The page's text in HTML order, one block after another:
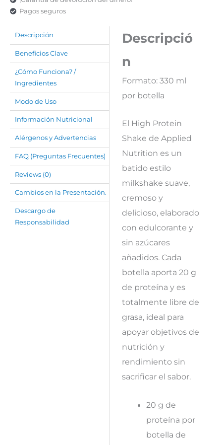
Pagos seguros
Descripción
Beneficios Clave
¿Cómo Funciona? /
Ingredientes
Modo de Uso
Información Nutricional
Alérgenos y Advertencias
FAQ (Preguntas Frecuentes)
Reviews (0)
Cambios en la Presentación.
Descargo de
Responsabilidad
Descripció
n
Formato: 330 ml
por botella
El High Protein
Shake de Applied
Nutrition es un
batido estilo
milkshake suave,
cremoso y
delicioso, elaborado
con edulcorante y
sin azúcares
añadidos. Cada
botella aporta 20 g
de proteína y es
totalmente libre de
grasa, ideal para
apoyar objetivos de
nutrición y
rendimiento sin
sacrificar el sabor.
20 g de
proteína por
botella de